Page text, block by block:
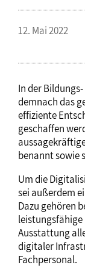
12. Mai 2022
In der
demnach das
effiziente
geschaffen
benannt sowie
Um die
sei außerdem
Dazu gehören
Ausstattung
digitaler
Fachpersonal.